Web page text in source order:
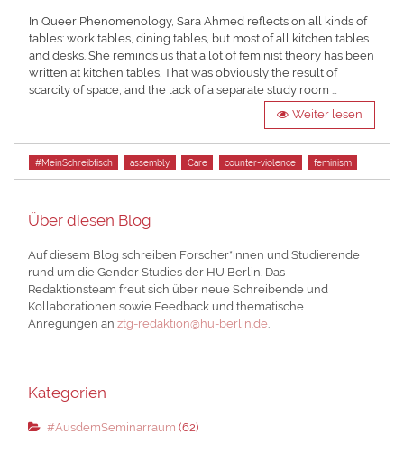
In Queer Phenomenology, Sara Ahmed reflects on all kinds of
tables: work tables, dining tables, but most of all kitchen tables
and desks. She reminds us that a lot of feminist theory has been
written at kitchen tables. That was obviously the result of
scarcity of space, and the lack of a separate study room …
Weiter lesen
Tags
#MeinSchreibtisch assembly Care counter-violence feminism
Über diesen Blog
Auf diesem Blog schreiben Forscher*innen und Studierende
rund um die Gender Studies der HU Berlin. Das
Redaktionsteam freut sich über neue Schreibende und
Kollaborationen sowie Feedback und thematische
Anregungen anztg-redaktion@hu-berlin.de
Kategorien
#AusdemSeminarraum (62)